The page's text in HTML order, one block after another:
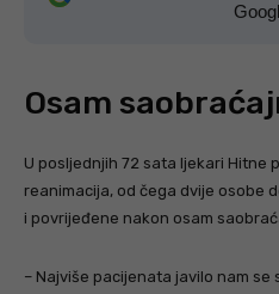
Osam
U posljednjih 72 sata ljekari Hitne
reanimacija, od čega dvije osobe
i povrijeđene nakon osam
– Najviše pacijenata javilo nam se